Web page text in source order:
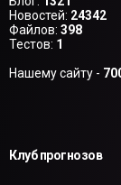
Новостей: 24342
Файлов: 398
Тестов: 1
Нашему сайту -
Клуб прогнозов